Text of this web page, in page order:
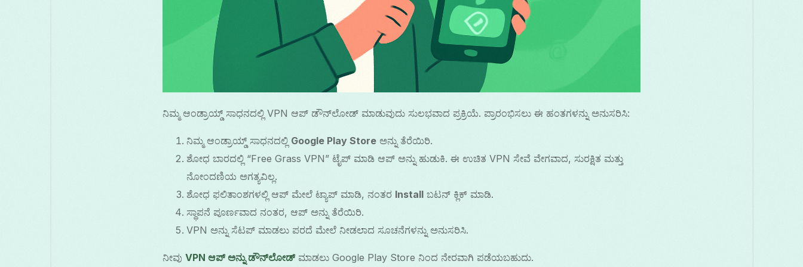
ನಿಮ್ಮ ಆಂಡ್ರಾಯ್ಡ್ ಸಾಧನದಲ್ಲಿ VPN ಆಪ್ ಡೌನ್‌ಲೋಡ್ ಮಾಡುವುದು ಸುಲಭವಾದ ಪ್ರಕ್ರಿಯೆ. ಪ್ರಾರಂಭಿಸಲು ಈ ಹಂತಗಳನ್ನು ಅನುಸರಿಸಿ:
ನಿಮ್ಮ ಆಂಡ್ರಾಯ್ಡ್ ಸಾಧನದಲ್ಲಿ Google Play Store ಅನ್ನು ತೆರೆಯಿರಿ.
ಶೋಧ ಬಾರದಲ್ಲಿ “Free Grass VPN” ಟೈಪ್ ಮಾಡಿ ಆಪ್ ಅನ್ನು ಹುಡುಕಿ. ಈ ಉಚಿತ VPN ಸೇವೆ ವೇಗವಾದ, ಸುರಕ್ಷಿತ ಮತ್ತು
ನೋಂದಣಿಯ ಅಗತ್ಯವಿಲ್ಲ.
ಶೋಧ ಫಲಿತಾಂಶಗಳಲ್ಲಿ ಆಪ್ ಮೇಲೆ ಟ್ಯಾಪ್ ಮಾಡಿ, ನಂತರ Install ಬಟನ್ ಕ್ಲಿಕ್ ಮಾಡಿ.
ಸ್ಥಾಪನೆ ಪೂರ್ಣವಾದ ನಂತರ, ಆಪ್ ಅನ್ನು ತೆರೆಯಿರಿ.
VPN ಅನ್ನು ಸೆಟಪ್ ಮಾಡಲು ಪರದೆ ಮೇಲೆ ನೀಡಲಾದ ಸೂಚನೆಗಳನ್ನು ಅನುಸರಿಸಿ.
ನೀವು VPN ಆಪ್ ಅನ್ನು ಡೌನ್‌ಲೋಡ್ಮಾಡಲು Google Play Store ನಿಂದ ನೇರವಾಗಿ ಪಡೆಯಬಹುದು.